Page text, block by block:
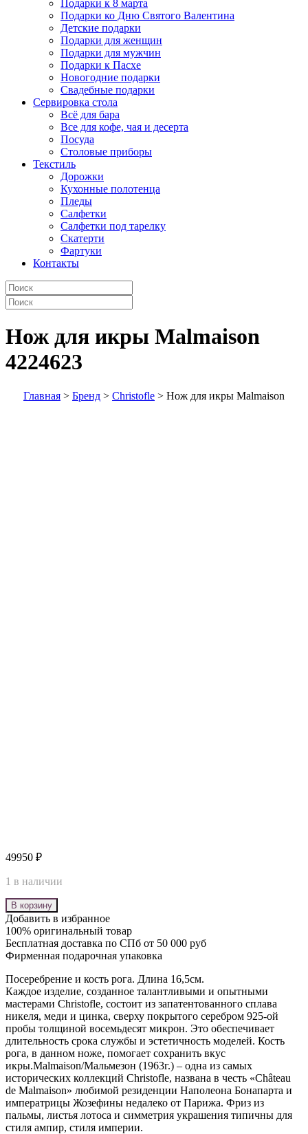
Подарки к 8 марта
Подарки ко Дню Святого Валентина
Детские подарки
Подарки для женщин
Подарки для мужчин
Подарки к Пасхе
Новогодние подарки
Свадебные подарки
Сервировка стола
Всё для бара
Все для кофе, чая и десерта
Посуда
Столовые приборы
Текстиль
Дорожки
Кухонные полотенца
Пледы
Салфетки
Салфетки под тарелку
Скатерти
Фартуки
Контакты
Нож для икры Malmaison
4224623
Главная > Бренд > Christofle > Нож для икры Malmaison
49950 ₽
1 в наличии
В корзину
Добавить в избранное
100% оригинальный товар
Бесплатная доставка по СПб от 50 000 руб
Фирменная подарочная упаковка
Посеребрение и кость рога. Длина 16,5см.
Каждое изделие, созданное талантливыми и опытными
мастерами Christofle, состоит из запатентованного сплава
никеля, меди и цинка, сверху покрытого серебром 925-ой
пробы толщиной восемьдесят микрон. Это обеспечивает
длительность срока службы и эстетичность моделей. Кость
рога, в данном ноже, помогает сохранить вкус
икры.Malmaison/Мальмезон (1963г.) – одна из самых
исторических коллекций Christofle, названа в честь «Château
de Malmaison» любимой резиденции Наполеона Бонапарта и
императрицы Жозефины недалеко от Парижа. Фриз из
пальмы, листья лотоса и симметрия украшения типичны для
стиля ампир, стиля империи.